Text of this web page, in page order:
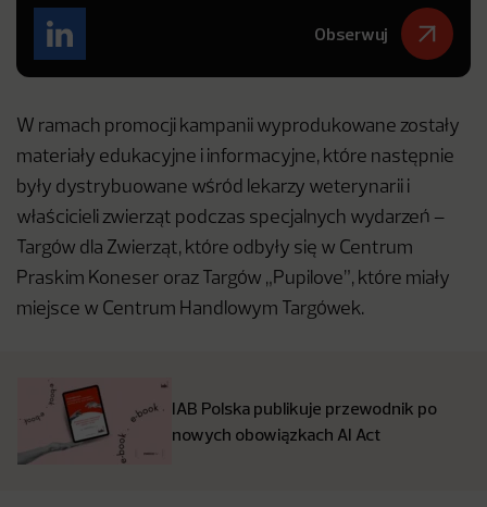
Obserwuj
W ramach promocji kampanii wyprodukowane zostały
materiały edukacyjne i informacyjne, które następnie
były dystrybuowane wśród lekarzy weterynarii i
właścicieli zwierząt podczas specjalnych wydarzeń –
Targów dla Zwierząt, które odbyły się w Centrum
Praskim Koneser oraz Targów „Pupilove”, które miały
miejsce w Centrum Handlowym Targówek.
IAB Polska publikuje przewodnik po
nowych obowiązkach AI Act